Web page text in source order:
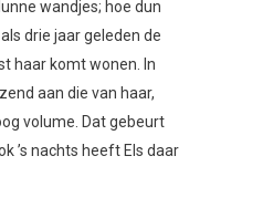
wandjes; hoe dun
drie jaar geleden de
haar komt wonen. In
aan die van haar,
volume. Dat gebeurt
’s nachts heeft Els daar